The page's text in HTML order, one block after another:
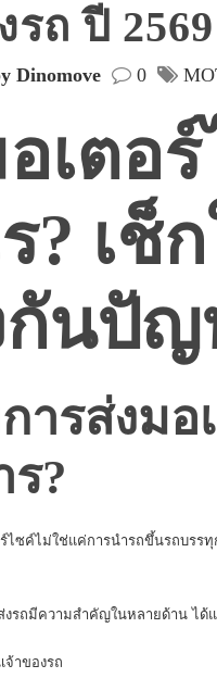
รถ ปี 2569
Dinomove 0
เตอ
? เช็
กันปัญ
ารส่งมอ
ร?
ไซค์ไม่ใช่แค่การนำรถขึ้นรถบรร
งรถมีความสำคัญในหลายด้าน ได้
จ้าของรถ